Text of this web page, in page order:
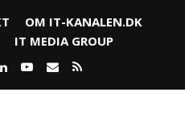
OM IT-KANALEN.DK
IT MEDIA GROUP